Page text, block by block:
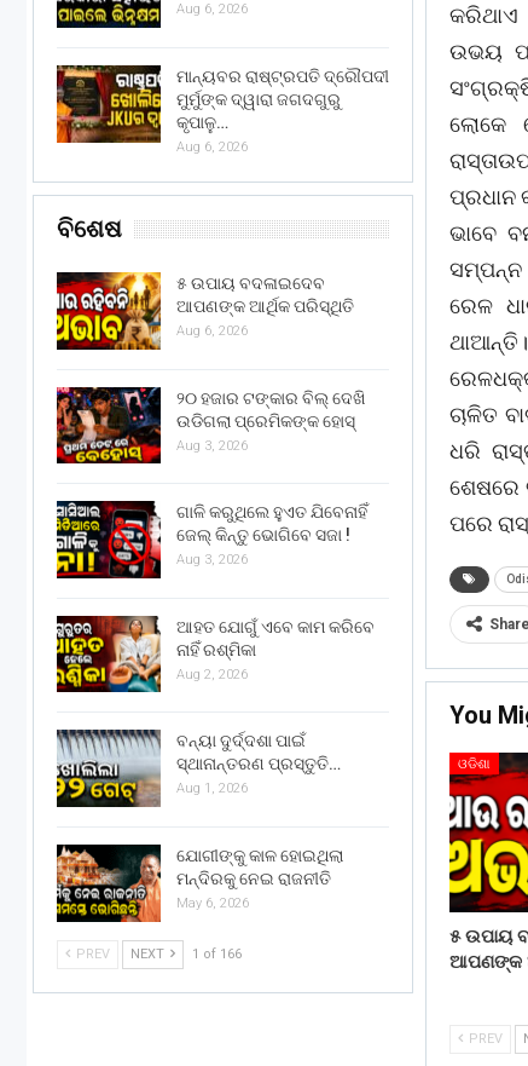
କରିଥାଏ
ଉଭୟ
ଲୋକେ
ପ୍ରଧାନ
ଭାବେ
ସମ୍ପନ୍ନ
ରେଳ
ଚାଳିତ
ଧରି
ଶେଷରେ
ପରେ
Share
You
ଓଡିଶା
୫ ଉପାୟ
ଆପଣଙ୍କ
PREV
Aug 6, 2026
ମାନ୍ୟବର ରାଷ୍ଟ୍ରପତି ଦ୍ରୌପଦୀ
ମୁର୍ମୁଙ୍କ ଦ୍ୱାରା ଜଗଦଗୁରୁ
କୃପାଳୁ…
Aug 6, 2026
ବିଶେଷ
୫ ଉପାୟ ବଦଳାଇଦେବ
ଆପଣଙ୍କ ଆର୍ଥିକ ପରିସ୍ଥିତି
Aug 6, 2026
୨୦ ହଜାର ଟଙ୍କାର ବିଲ୍ ଦେଖି
ଉଡିଗଲା ପ୍ରେମିକଙ୍କ ହୋସ୍
Aug 3, 2026
ଗାଳି କରୁଥିଲେ ହୁଏତ ଯିବେନାହିଁ
ଜେଲ୍ କିନ୍ତୁ ଭୋଗିବେ ସଜା !
Aug 3, 2026
ଆହତ ଯୋଗୁଁ ଏବେ କାମ କରିବେ
ନାହିଁ ରଶ୍ମିକା
Aug 2, 2026
ବନ୍ୟା ଦୁର୍ଦ୍ଦଶା ପାଇଁ
ସ୍ଥାନାନ୍ତରଣ ପ୍ରସ୍ତୁତି…
Aug 1, 2026
ଯୋଗୀଙ୍କୁ କାଳ ହୋଇଥିଲା
ମନ୍ଦିରକୁ ନେଇ ରାଜନୀତି
May 6, 2026
PREV NEXT 1 of 166